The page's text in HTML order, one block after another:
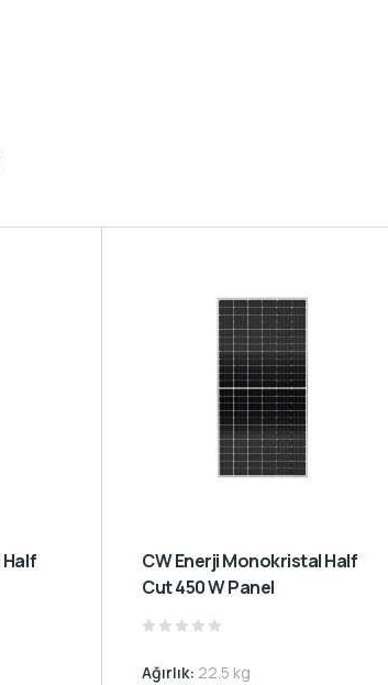
CW Enerji Monokristal Half
Cut 450 W Panel
out
Ağırlık: 22.5 kg